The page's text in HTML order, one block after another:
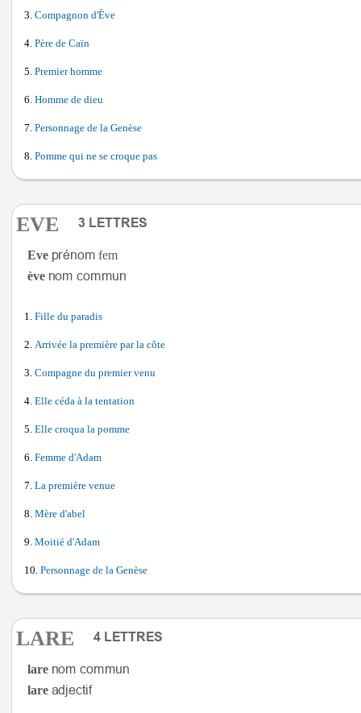
Compagnon d'Ève
Père de Caïn
Premier homme
Homme de dieu
Personnage de la Genèse
Pomme qui ne se croque pas
EVE
Eve
fem
ève
Fille du paradis
Arrivée la première par la côte
Compagne du premier venu
Elle céda à la tentation
Elle croqua la pomme
Femme d'Adam
La première venue
Mère d'abel
Moitié d'Adam
Personnage de la Genèse
LARE
lare
lare